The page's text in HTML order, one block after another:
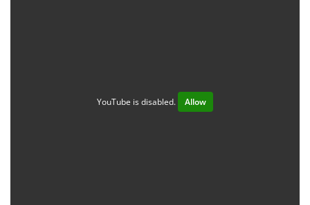
YouTube is disabled. Allow